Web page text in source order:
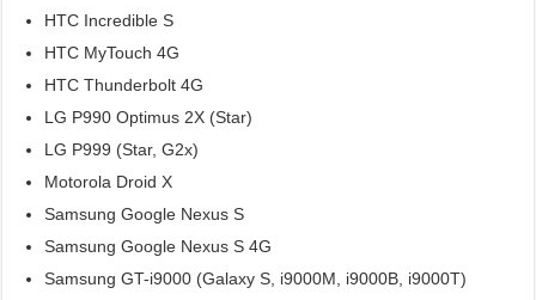
HTC Incredible S
HTC MyTouch 4G
HTC Thunderbolt 4G
LG P990 Optimus 2X (Star)
LG P999 (Star, G2x)
Motorola Droid X
Samsung Google Nexus S
Samsung Google Nexus S 4G
Samsung GT-i9000 (Galaxy S, i9000M, i9000B, i9000T)